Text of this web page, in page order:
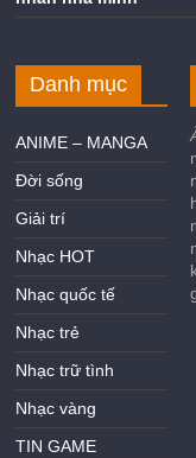
Danh mục
ANIME – MANGA
Đời sống
Giải trí
Nhạc HOT
Nhạc quốc tế
Nhạc trẻ
Nhạc trữ tình
Nhạc vàng
TIN GAME